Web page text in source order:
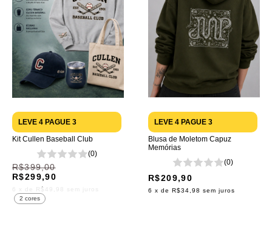
LEVE 4 PAGUE 3
2 cores
Kit Cullen Baseball Club
(0)
R$399,00
R$299,90
x de R$49,98
LEVE 4 PAGUE 3
Blusa de Moletom Capuz
Memórias
(0)
R$209,90
6 x de R$34,98 sem juros